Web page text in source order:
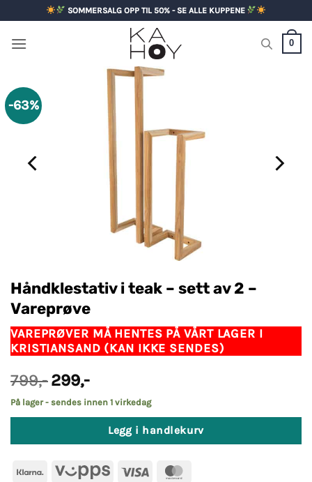
to
content
SOMMERSALG OPP TIL 50% - SE ALLE KUPPENE
0
-63%
Håndklestativ i teak – sett av 2 –
Vareprøve
VAREPRØVER MÅ HENTES PÅ VÅRT LAGER I
KRISTIANSAND (KAN IKKE SENDES)
799,- Opprinnelig
pris
var:
799,-.
299,-
er:
299,-.
På lager - sendes innen 1 virkedag
Legg i handlekurv
Klarna Vipps Visa